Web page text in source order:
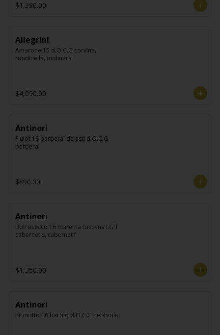
$1,390.00
Allegrini
Amarone 15 d.O.C.G corvina,
rondinella, molinara
$4,090.00
Antinori
Fiulot 18 barbera´ de asti d.O.C.G
barbera
$890.00
Antinori
Botrosecco 16 marema toscana i.G.T
cabernet s, cabernet f.
$1,350.00
Antinori
Prunotto 16 barolo d.O.C.G nebbiolo